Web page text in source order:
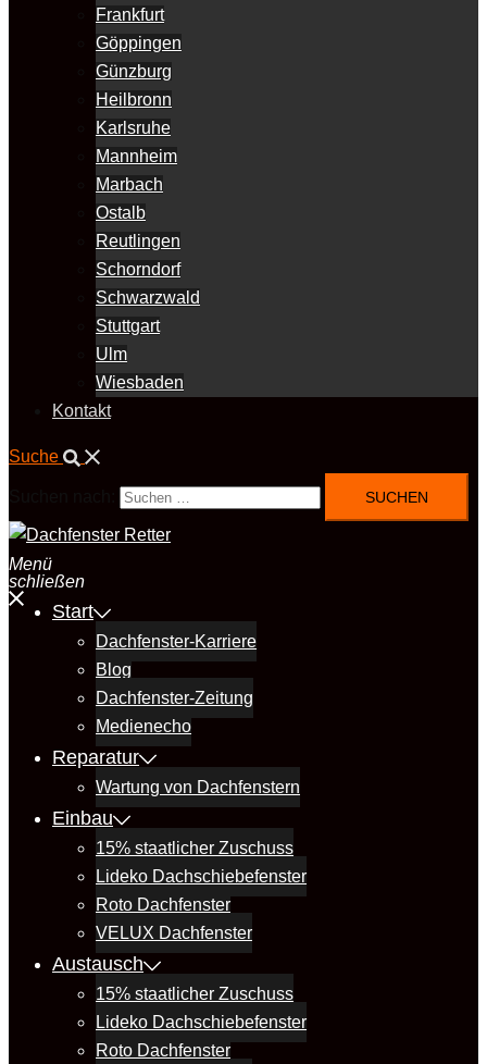
Frankfurt
Göppingen
Günzburg
Heilbronn
Karlsruhe
Mannheim
Marbach
Ostalb
Reutlingen
Schorndorf
Schwarzwald
Stuttgart
Ulm
Wiesbaden
Kontakt
Suche
Menü
schließen
Start
Dachfenster-Karriere
Blog
Dachfenster-Zeitung
Medienecho
Reparatur
Wartung von Dachfenstern
Einbau
15% staatlicher Zuschuss
Lideko Dachschiebefenster
Roto Dachfenster
VELUX Dachfenster
Austausch
15% staatlicher Zuschuss
Lideko Dachschiebefenster
Roto Dachfenster